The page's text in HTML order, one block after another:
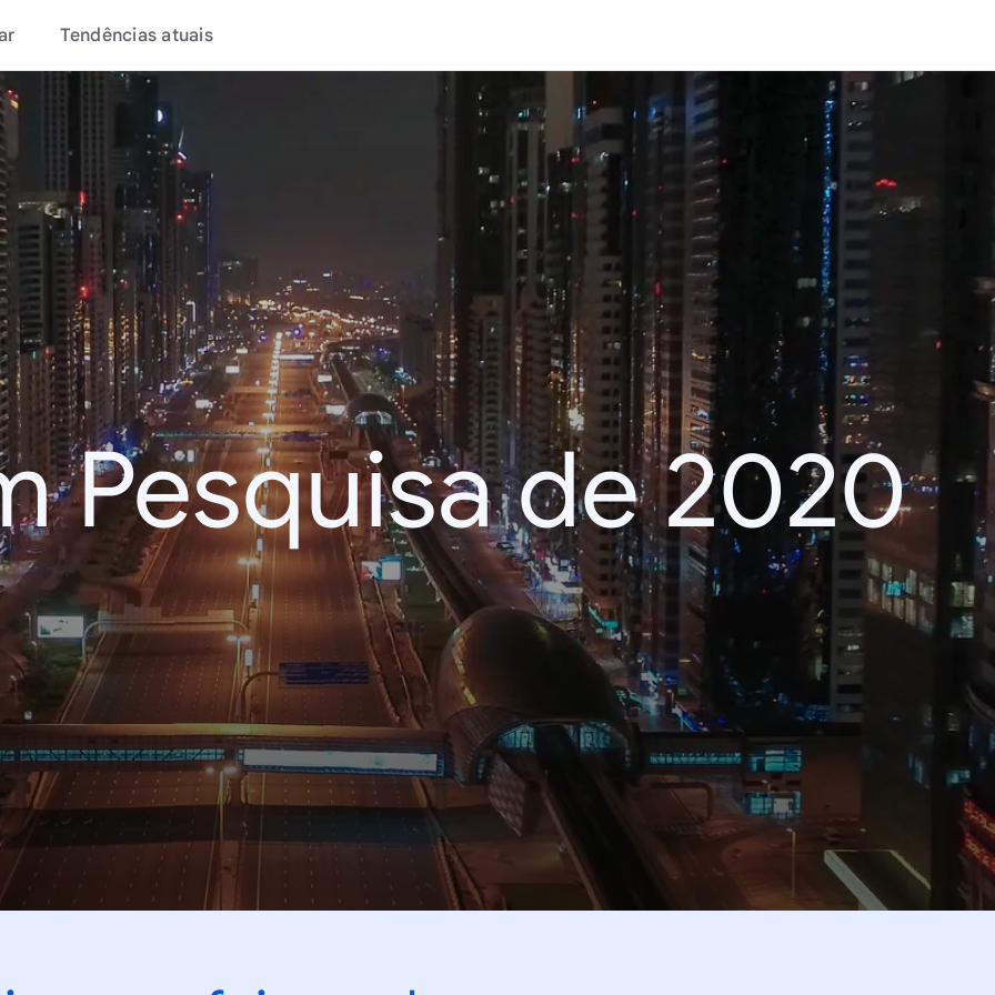
Tendências atuais
Pesquisa de 2020